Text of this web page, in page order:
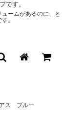
です。
ームがあるのに、と
。
ス ブルー